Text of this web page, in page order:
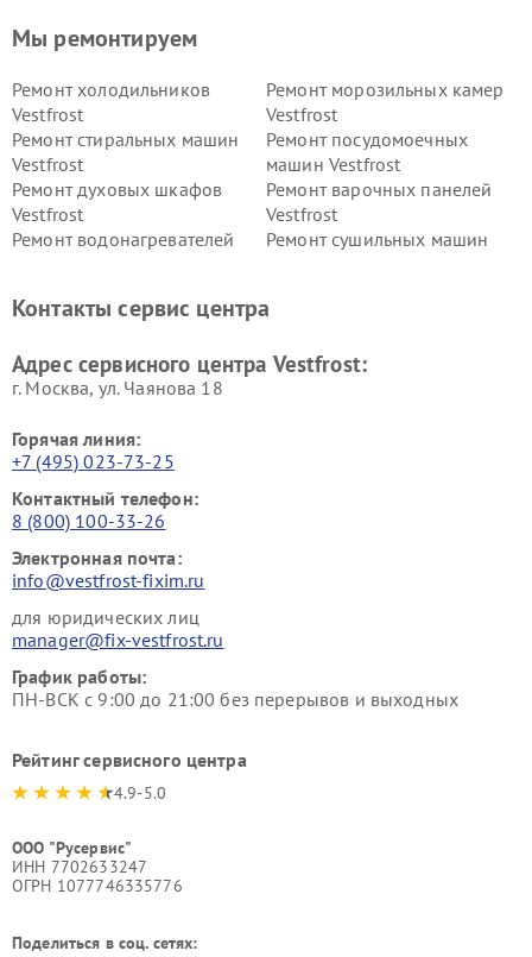
Мы ремонтируем
Ремонт холодильников
Vestfrost
Ремонт морозильных камер
Vestfrost
Ремонт стиральных машин
Vestfrost
Ремонт посудомоечных
машин Vestfrost
Ремонт духовых шкафов
Vestfrost
Ремонт варочных панелей
Vestfrost
Ремонт водонагревателей
Ремонт сушильных машин
Vestfrost
Контакты сервис центра
Адрес сервисного центра Vestfrost:
г. Москва, ул. Чаянова 18
Горячая линия:
+7 (495) 023-73-25
Контактный телефон:
8 (800) 100-33-26
Электронная почта:
info@vestfrost-fixim.ru
для юридических лиц
manager@fix-vestfrost.ru
График работы:
ПН-ВСК с 9:00 до 21:00 без перерывов и выходных
Рейтинг сервисного центра
4.9-5.0
ООО "Русервис"
ИНН 7702633247
ОГРН 1077746335776
Поделиться в соц. сетях: